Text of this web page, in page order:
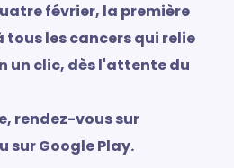
février, la première
les cancers qui relie
un clic, dès l'attente du
rendez-vous sur
sur Google Play.